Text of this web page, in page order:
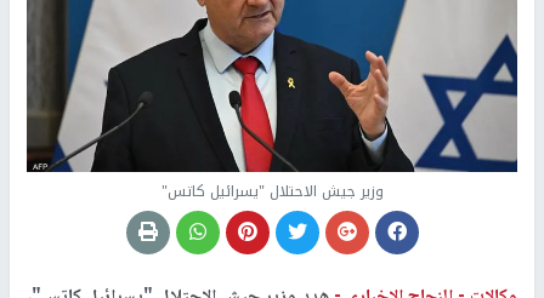
وزير جيش الاحتلال "يسرائيل كاتس"